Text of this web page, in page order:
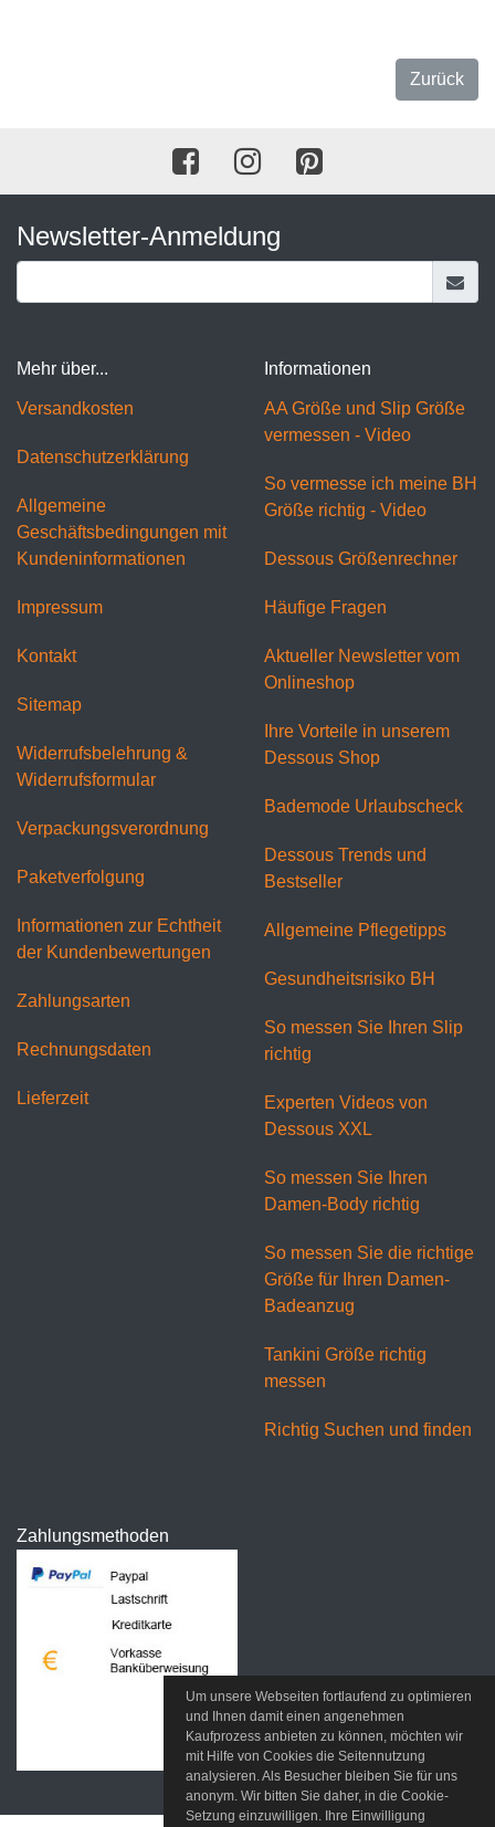
Zurück
Newsletter-Anmeldung
Mehr über...
Versandkosten
Datenschutzerklärung
Allgemeine
Geschäftsbedingungen mit
Kundeninformationen
Impressum
Kontakt
Sitemap
Widerrufsbelehrung &
Widerrufsformular
Verpackungsverordnung
Paketverfolgung
Informationen zur Echtheit
der Kundenbewertungen
Zahlungsarten
Rechnungsdaten
Lieferzeit
Informationen
AA Größe und Slip Größe
vermessen - Video
So vermesse ich meine BH
Größe richtig - Video
Dessous Größenrechner
Häufige Fragen
Aktueller Newsletter vom
Onlineshop
Ihre Vorteile in unserem
Dessous Shop
Bademode Urlaubscheck
Dessous Trends und
Bestseller
Allgemeine Pflegetipps
Gesundheitsrisiko BH
So messen Sie Ihren Slip
richtig
Experten Videos von
Dessous XXL
So messen Sie Ihren
Damen-Body richtig
So messen Sie die richtige
Größe für Ihren Damen-
Badeanzug
Tankini Größe richtig
messen
Richtig Suchen und finden
Zahlungsmethoden
Um unsere Webseiten fortlaufend zu optimieren
und Ihnen damit einen angenehmen
Kaufprozess anbieten zu können, möchten wir
mit Hilfe von Cookies die Seitennutzung
analysieren. Als Besucher bleiben Sie für uns
anonym. Wir bitten Sie daher, in die Cookie-
Setzung einzuwilligen. Ihre Einwilligung